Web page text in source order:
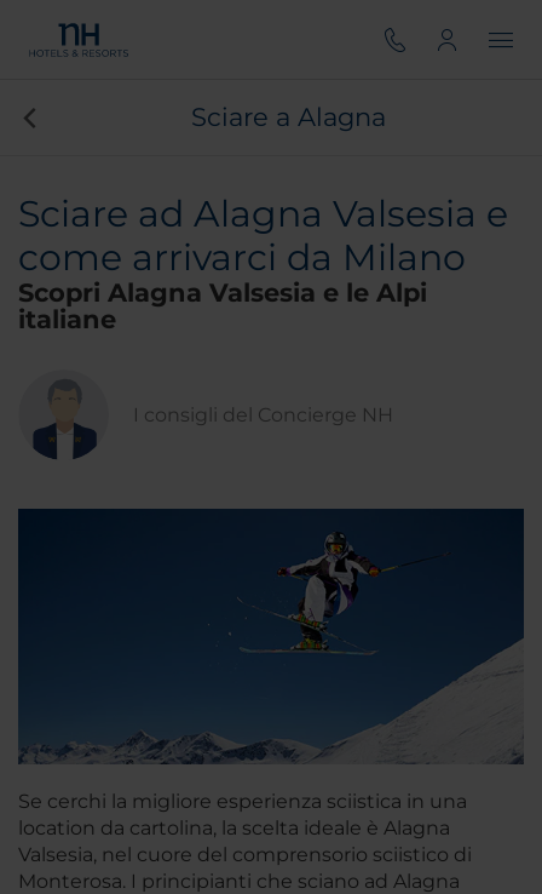
Sciare a Alagna
Sciare ad Alagna Valsesia e
come arrivarci da Milano
Scopri Alagna Valsesia e le Alpi
italiane
I consigli del Concierge NH
Se cerchi la migliore esperienza sciistica in una
location da cartolina, la scelta ideale è Alagna
Valsesia, nel cuore del comprensorio sciistico di
Monterosa. I principianti che sciano ad Alagna